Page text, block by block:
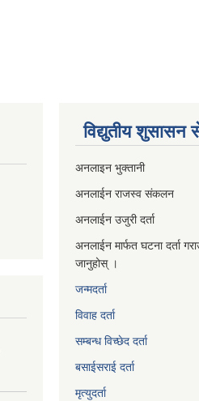
विद्युतीय शुसासन
अनलाइन भुक्तानी
अनलाईन राजस्व संकलन
अनलाईन उजुरी दर्ता
अनलाईन मार्फत घटना दर्ता
जानुहोस् ।
जन्मदर्ता
विवाह दर्ता
सम्बन्ध विच्छेद दर्ता
बसाईसराई दर्ता
मृत्युदर्ता